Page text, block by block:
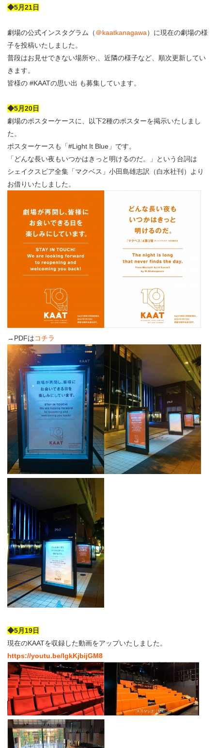
◆5月21日
劇場の公式インスタグラム（＠kaatkanagawa）に現在の劇場の様
子を投稿いたしました。
普段はお見せできない場所や,、近隣の様子など、順次更新してい
きます。
皆様の #KAATの思い出 も募集しています。
◆5月20日
劇場のポスターケースに、以下2種のポスターを掲示いたしまし
た。
ポスターケースも「#Light It Blue」です。
「どんな長い夜もいつかはきっと明けるのだ。」という台詞は
シェイクスピア全集「マクベス」小田島雄志訳（白水社刊）より
お借りいたしました。
→PDFはコチラ
◆5月19日
現在のKAATを収録した動画をアップいたしました。
https://youtu.be/lgkKjbijGM8